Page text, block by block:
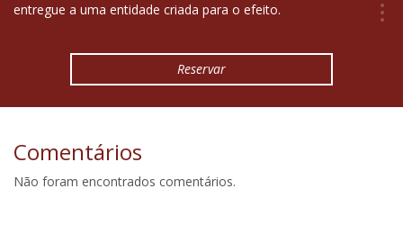
entregue a uma entidade criada para o efeito.
(Classificação atribuída pela Direcção Regional de Turismo.
Todas dotadas de espaços de lazer envolventes, dispondo
ainda de uma piscina oceânica nas imediações da Casa
As caminhadas revigorantes pelos trilhos pedestres
encestais, os passeios de bicicleta pelas lagoas, o desafio
Reservar
Comentários
Não foram encontrados comentários.